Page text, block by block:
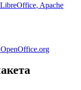
Apache